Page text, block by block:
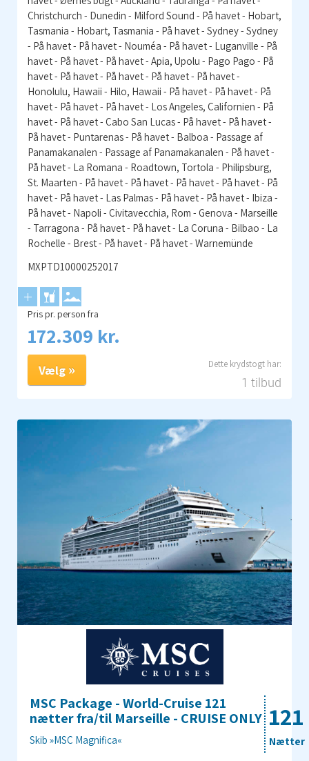
Christchurch - Dunedin - Milford Sound - På havet - Hobart,
Tasmania - Hobart, Tasmania - På havet - Sydney - Sydney
- På havet - På havet - Nouméa - På havet - Luganville - På
havet - På havet - På havet - Apia, Upolu - Pago Pago - På
havet - På havet - På havet - På havet - På havet -
Honolulu, Hawaii - Hilo, Hawaii - På havet - På havet - På
havet - På havet - På havet - Los Angeles, Californien - På
havet - På havet - Cabo San Lucas - På havet - På havet -
På havet - Puntarenas - På havet - Balboa - Passage af
Panamakanalen - Passage af Panamakanalen - På havet -
På havet - La Romana - Roadtown, Tortola - Philipsburg,
St. Maarten - På havet - På havet - På havet - På havet - På
havet - På havet - Las Palmas - På havet - På havet - Ibiza -
På havet - Napoli - Civitavecchia, Rom - Genova - Marseille
- Tarragona - På havet - På havet - La Coruna - Bilbao - La
Rochelle - Brest - På havet - På havet - Warnemünde
MXPTD10000252017
Pris pr. person fra
172.309 kr.
1 tilbud
Vælg
121
Nætter
MSC Package - World-Cruise 121
nætter fra/til Marseille - CRUISE ONLY
Skib »MSC Magnifica«